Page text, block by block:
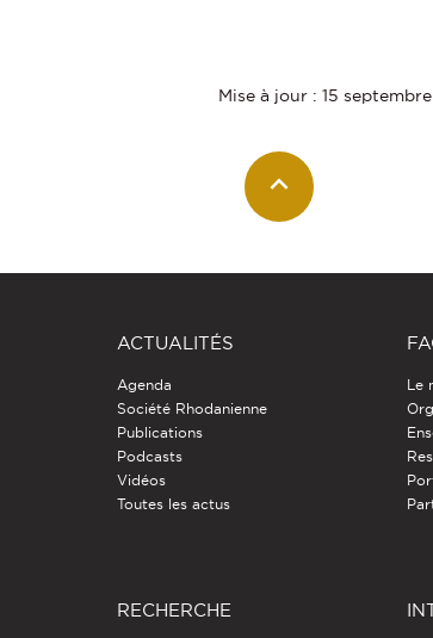
Mise à jour : 15
ACTUALITÉS
Agenda
Société Rhodanienne
Publications
Podcasts
Vidéos
Toutes les actus
RECHERCHE